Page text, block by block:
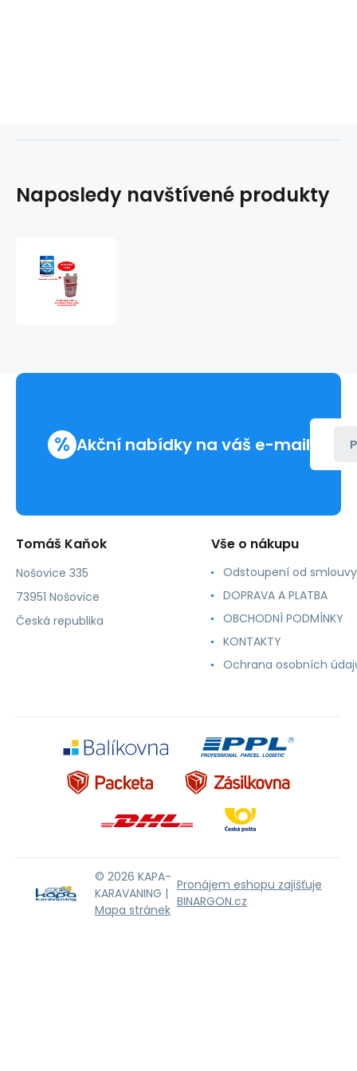
Naposledy navštívené produkty
15ks
TRIP
1L
% Akční nabídky na váš e-mail
Tomáš Kaňok
Nošovice 335
73951 Nošovice
Česká republika
Vše o nákupu
Odstoupení od smlouvy
DOPRAVA A PLATBA
OBCHODNÍ PODMÍNKY
KONTAKTY
Ochrana osobních
© 2026 KAPA-
KARAVANING |
Mapa stránek
Pronájem eshopu zajišťuje
BINARGON.cz